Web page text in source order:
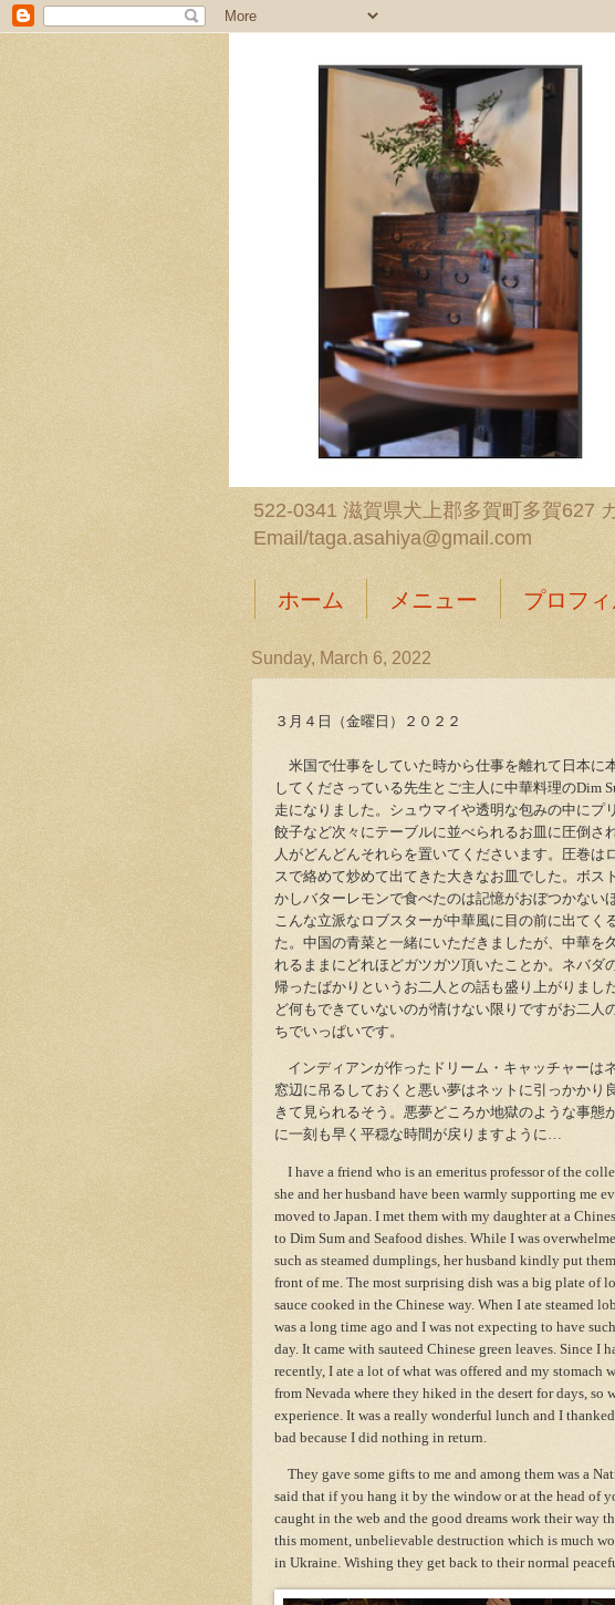
522-0341 滋賀県犬上郡多賀町多賀627
Email/taga.asahiya@gmail.com
ホーム メニュー プロフ
Sunday, March 6, 2022
３月４日（金曜日）２０２２
米国で仕事をしていた時から仕事を離れて日本に
してくださっている先生とご主人に中華料理のDim
走になりました。シュウマイや透明な包みの中にプ
餃子など次々にテーブルに並べられるお皿に圧倒さ
人がどんどんそれらを置いてくださいます。圧巻は
スで絡めて炒めて出てきた大きなお皿でした。ボス
かしバターレモンで食べたのは記憶がおぼつかない
こんな立派なロブスターが中華風に目の前に出てく
た。中国の青菜と一緒にいただきましたが、中華を
れるままにどれほどガツガツ頂いたことか。ネバダ
帰ったばかりというお二人との話も盛り上がりまし
ど何もできていないのが情けない限りですがお二人
ちでいっぱいです。
インディアンが作ったドリーム・キャッチャーは
窓辺に吊るしておくと悪い夢はネットに引っかかり
きて見られるそう。悪夢どころか地獄のような事態
に一刻も早く平穏な時間が戻りますように…
I have a friend who is an emeritus professor of the
she and her husband have been warmly supporting me
moved to Japan. I met them with my daughter at a
to Dim Sum and Seafood dishes. While I was
such as steamed dumplings, her husband kindly put
front of me. The most surprising dish was a big plate of
sauce cooked in the Chinese way. When I ate steamed
was a long time ago and I was not expecting to have
day. It came with sauteed Chinese green leaves. Since I
recently, I ate a lot of what was offered and my stomach
from Nevada where they hiked in the desert for days, so
experience. It was a really wonderful lunch and I
bad because I did nothing in return.
They gave some gifts to me and among them was a
said that if you hang it by the window or at the head of
caught in the web and the good dreams work their way
this moment, unbelievable destruction which is much
in Ukraine. Wishing they get back to their normal